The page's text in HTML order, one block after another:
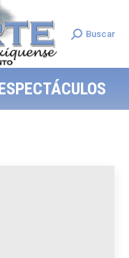
Search:
Buscar